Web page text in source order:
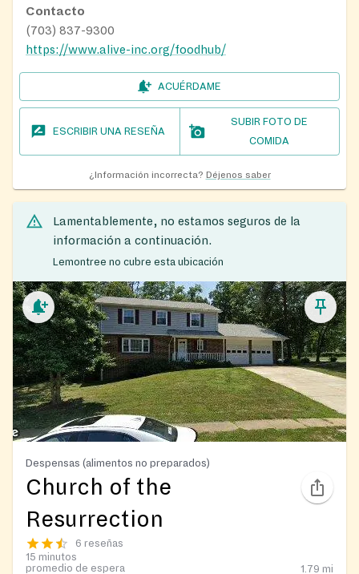
Contacto
(703) 837-9300
https://www.alive-inc.org/foodhub/
ACUÉRDAME
ESCRIBIR UNA RESEÑA
SUBIR FOTO DE
COMIDA
¿Información incorrecta? Déjenos saber
Lamentablemente, no estamos seguros de la
información a continuación.
Lemontree no cubre esta ubicación
Despensas (alimentos no preparados)
Church of the
Resurrection
6 reseñas
15 minutos
promedio de espera
1.79 mi